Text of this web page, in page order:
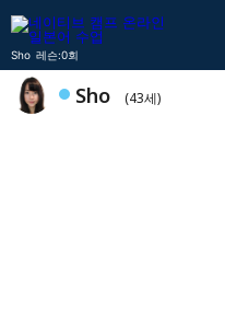
Sho 레슨:0회
Sho (43세)